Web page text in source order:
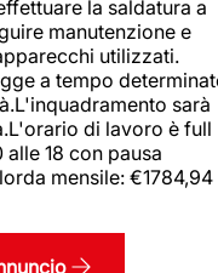
la saldatura a
manutenzione e
utilizzati.
a tempo
sarà
di lavoro è full
18 con pausa
mensile: €1784,94